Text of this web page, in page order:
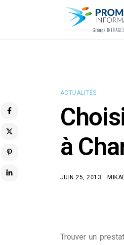
ACTUALITÉS
à
JUIN 25, 2013
Trouver un